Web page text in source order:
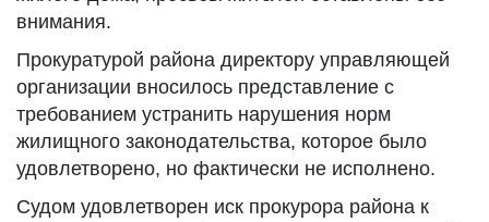
внимания.
Прокуратурой района директору управляющей
организации вносилось представление с
требованием устранить нарушения норм
жилищного законодательства, которое было
удовлетворено, но фактически не исполнено.
Судом удовлетворен иск прокурора района к